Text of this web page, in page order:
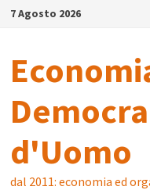
Skip7 Agosto 2026
d'Uomo
dal 2011: economia ed